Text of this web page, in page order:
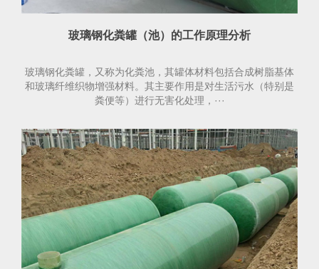
玻璃钢化粪罐（池）的工作原理分析
玻璃钢化粪罐，又称为化粪池，其罐体材料包括合成树脂基体
和玻璃纤维织物增强材料。其主要作用是对生活污水（特别是
粪便等）进行无害化处理，···